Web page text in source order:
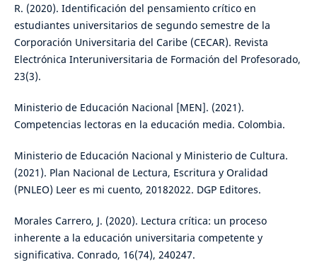
R. (2020). Identificación del pensamiento crítico en
estudiantes universitarios de segundo semestre de la
Corporación Universitaria del Caribe (CECAR). Revista
Electrónica Interuniversitaria de Formación del Profesorado,
23(3).
Ministerio de Educación Nacional [MEN]. (2021).
Competencias lectoras en la educación media. Colombia.
Ministerio de Educación Nacional y Ministerio de Cultura.
(2021). Plan Nacional de Lectura, Escritura y Oralidad
(PNLEO) Leer es mi cuento, 20182022. DGP Editores.
Morales Carrero, J. (2020). Lectura crítica: un proceso
inherente a la educación universitaria competente y
significativa. Conrado, 16(74), 240247.